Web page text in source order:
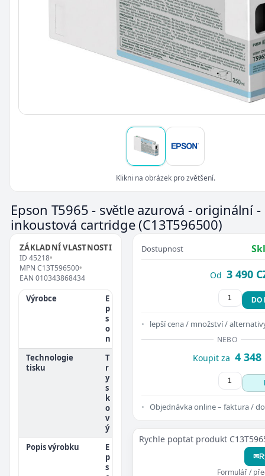
Klikni na obrázek pro zvětšení.
Epson T5965 - světle azurová - originální -
inkoustová cartridge(C13T596500)
ZÁKLADNÍ VLASTNOSTI
ID 45218•
MPN C13T596500•
EAN 010343868434
Výrobce
E
p
s
o
n
Technologie
tisku
T
r
y
s
k
o
v
ý
Popis výrobku
E
p
s
Dostupnost
Od 3 490
DO
lepší cena / množství /
NEBO
Koupit za 4 348
Objednávka online – faktura /
Rychle poptat produkt
✉
Formulář /